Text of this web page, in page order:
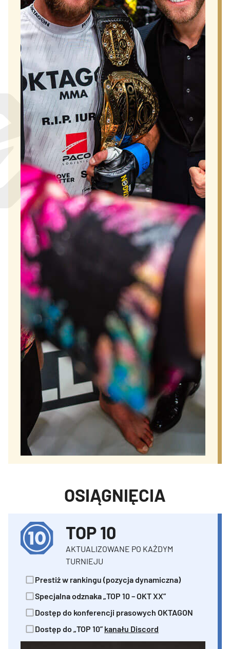
OSIĄGNIĘCIA
TOP 10
AKTUALIZOWANE PO KAŻDYM
TURNIEJU
Prestiż w rankingu (pozycja dynamiczna)
Specjalna odznaka „TOP 10 – OKT XX”
Dostęp do konferencji prasowych OKTAGON
Dostęp do „TOP 10” kanału Discord